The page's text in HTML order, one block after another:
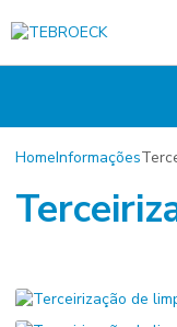
HomeInformações